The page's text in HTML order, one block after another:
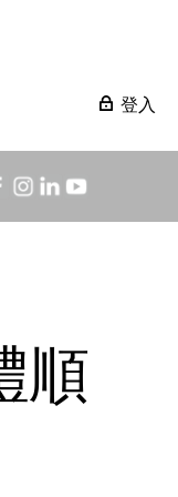
登入
順